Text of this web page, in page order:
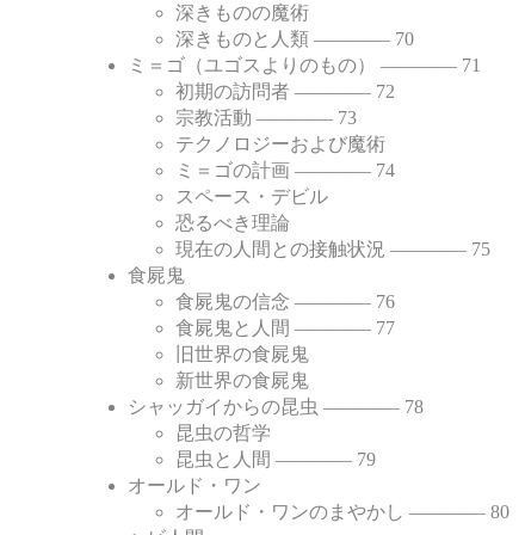
深きものの魔術
深きものと人類 ―――― 70
ミ＝ゴ（ユゴスよりのもの） ―――― 71
初期の訪問者 ―――― 72
宗教活動 ―――― 73
テクノロジーおよび魔術
ミ＝ゴの計画 ―――― 74
スペース・デビル
恐るべき理論
現在の人間との接触状況 ―――― 75
食屍鬼
食屍鬼の信念 ―――― 76
食屍鬼と人間 ―――― 77
旧世界の食屍鬼
新世界の食屍鬼
シャッガイからの昆虫 ―――― 78
昆虫の哲学
昆虫と人間 ―――― 79
オールド・ワン
オールド・ワンのまやかし ―――― 80